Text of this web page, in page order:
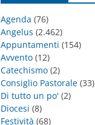
Agenda (76)
Angelus (2.462)
Appuntamenti (154)
Avvento (12)
Catechismo (2)
Consiglio Pastorale (33)
Di tutto un po' (2)
Diocesi (8)
Festività (68)